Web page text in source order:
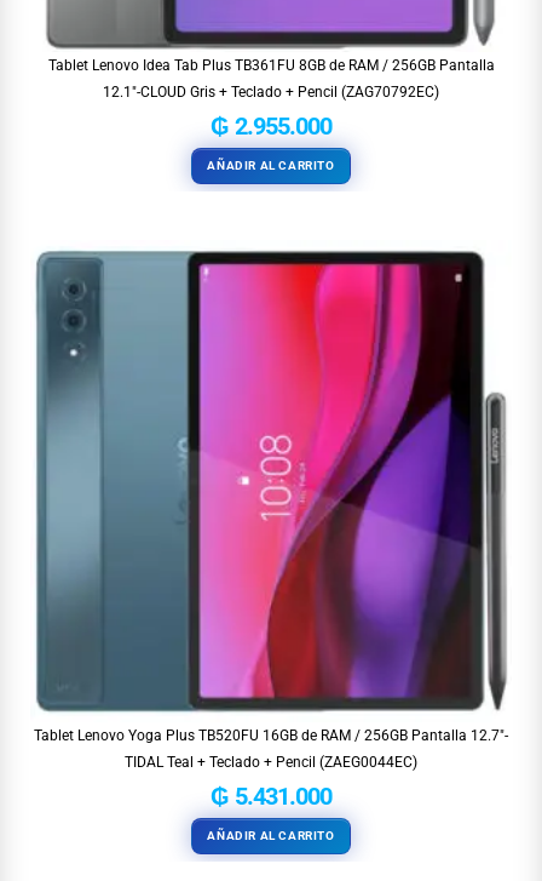
Tablet Lenovo Idea Tab Plus TB361FU 8GB de RAM / 256GB Pantalla
12.1″-CLOUD Gris + Teclado + Pencil (ZAG70792EC)
₲ 2.955.000
AÑADIR AL CARRITO
Tablet Lenovo Yoga Plus TB520FU 16GB de RAM / 256GB Pantalla 12.7″-
TIDAL Teal + Teclado + Pencil (ZAEG0044EC)
₲ 5.431.000
AÑADIR AL CARRITO